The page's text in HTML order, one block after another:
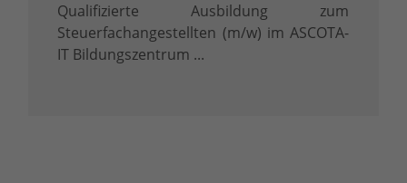
Qualifizierte Ausbildung zum
Steuerfachangestellten (m/w) im ASCOTA-
IT Bildungszentrum ...